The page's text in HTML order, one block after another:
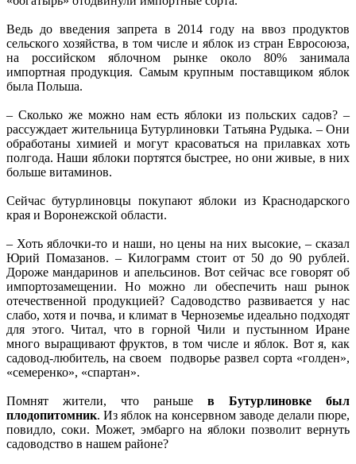
Ведь до введения запрета в 2014 году на ввоз продуктов
сельского хозяйства, в том числе и яблок из стран Евросоюза,
на российском яблочном рынке около 80% занимала
импортная продукция. Самым крупным поставщиком яблок
была Польша.
– Сколько же можно нам есть яблоки из польских садов? –
рассуждает жительница Бутурлиновки Татьяна Рудыка. – Они
обработаны химией и могут красоваться на прилавках хоть
полгода. Наши яблоки портятся быстрее, но они живые, в них
больше витаминов.
Сейчас бутурлиновцы покупают яблоки из Краснодарского
края и Воронежской области.
– Хоть яблочки-то и наши, но цены на них высокие, – сказал
Юрий Помазанов. – Килограмм стоит от 50 до 90 рублей.
Дороже мандаринов и апельсинов. Вот сейчас все говорят об
импортозамещении. Но можно ли обеспечить наш рынок
отечественной продукцией? Садоводство развивается у нас
слабо, хотя и почва, и климат в Черноземье идеально подходят
для этого. Читал, что в горной Чили и пустынном Иране
много выращивают фруктов, в том числе и яблок. Вот я, как
садовод-любитель, на своем подворье развел сорта «голден»,
«семеренко», «спартан».
Помнят жители, что раньше в Бутурлиновке был
плодопитомник. Из яблок на консервном заводе делали пюре,
повидло, соки. Может, эмбарго на яблоки позволит вернуть
садоводство в нашем районе?